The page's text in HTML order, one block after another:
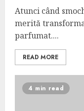
Atunci când
merită
parfumat....
READ MORE
4 min read